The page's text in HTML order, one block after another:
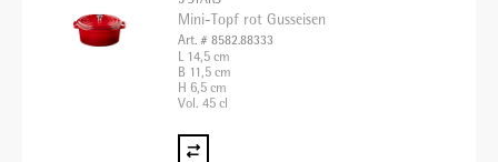
Mini-Topf rot Gusseisen
Art. # 8582.88333
L 14,5 cm
B 11,5 cm
H 6,5 cm
Vol. 45 cl